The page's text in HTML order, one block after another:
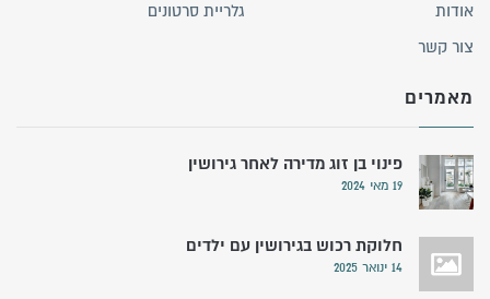
אודות
גלריית סרטונים
צור קשר
מאמרים
פינוי בן זוג מדירה לאחר גירושין
19 מאי 2024
חלוקת רכוש בגירושין עם ילדים
14 ינואר 2025